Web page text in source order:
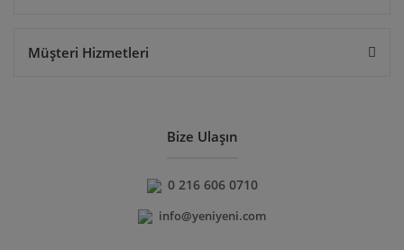
Müşteri Hizmetleri
Bize Ulaşın
0 216 606 0710
info@yeniyeni.com